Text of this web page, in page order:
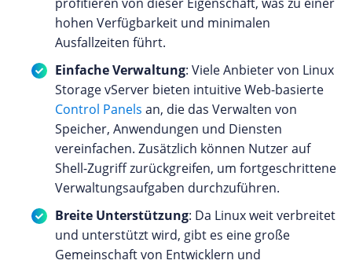
hohen Verfügbarkeit und minimalen
Ausfallzeiten führt.
Einfache Verwaltung: Viele Anbieter von Linux
Storage vServer bieten intuitive Web-basierte
Control Panels an, die das Verwalten von
Speicher, Anwendungen und Diensten
vereinfachen. Zusätzlich können Nutzer auf
Shell-Zugriff zurückgreifen, um fortgeschrittene
Verwaltungsaufgaben durchzuführen.
Breite Unterstützung: Da Linux weit verbreitet
und unterstützt wird, gibt es eine große
Gemeinschaft von Entwicklern und